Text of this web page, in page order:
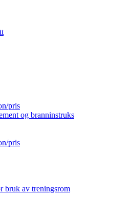
pris
og branninstruks
pris
bruk av treningsrom